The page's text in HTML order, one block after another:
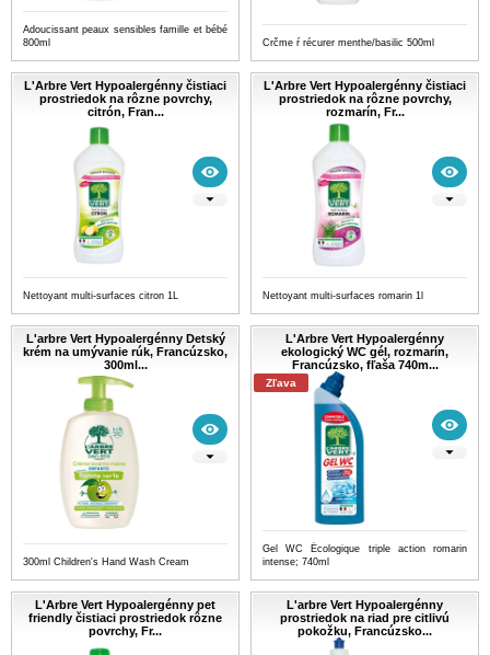
Adoucissant peaux sensibles famille et bébé
800ml
Crčme ŕ récurer menthe/basilic 500ml
L'Arbre Vert Hypoalergénny čistiaci
prostriedok na rôzne povrchy,
citrón, Fran...
Nettoyant multi-surfaces citron 1L
L'Arbre Vert Hypoalergénny čistiaci
prostriedok na rôzne povrchy,
rozmarín, Fr...
Nettoyant multi-surfaces romarin 1l
L'arbre Vert Hypoalergénny Detský
krém na umývanie rúk, Francúzsko,
300ml...
300ml Children's Hand Wash Cream
L'Arbre Vert Hypoalergénny
ekologický WC gél, rozmarín,
Francúzsko, fľaša 740m...
Zľava
Gel WC Écologique triple action romarin
intense; 740ml
L'Arbre Vert Hypoalergénny pet
friendly čistiaci prostriedok rôzne
povrchy, Fr...
L'arbre Vert Hypoalergénny
prostriedok na riad pre citlivú
pokožku, Francúzsko...